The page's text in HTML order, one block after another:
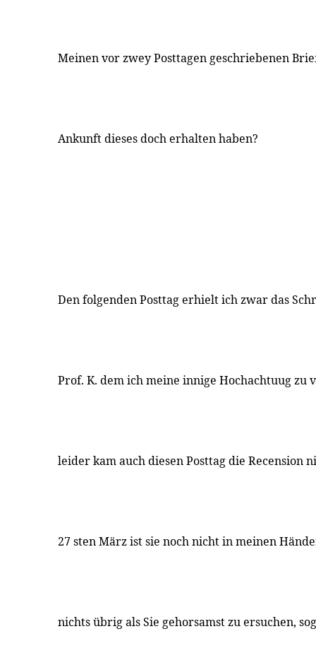
Meinen vor zwey Posttagen geschriebenen
Ankunft dieses doch erhalten haben?
Den folgenden Posttag erhielt ich zwar das
Prof. K. dem ich meine innige Hochachtuug zu
leider kam auch diesen Posttag die Recension
27 sten März ist sie noch nicht in meinen
nichts übrig als Sie gehorsamst zu ersuchen,